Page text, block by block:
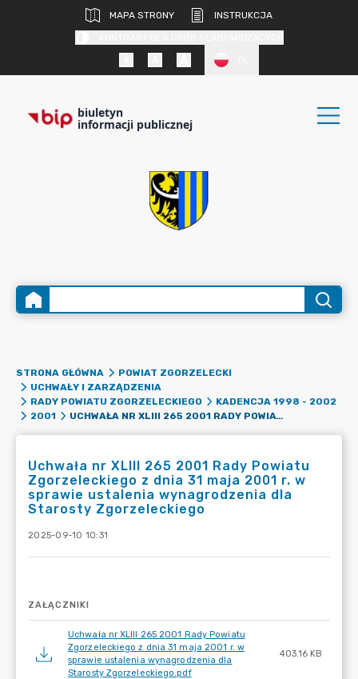
MAPA STRONY
INSTRUKCJA
biuletyn
informacji publicznej
STRONA GŁÓWNA
POWIAT ZGORZELECKI
UCHWAŁY I ZARZĄDZENIA
RADY POWIATU ZGORZELECKIEGO
KADENCJA 1998 - 2002
2001
UCHWAŁA NR XLIII 265 2001 RADY POWIATU ZGORZELECKIEGO Z DNIA 31 MAJA 2001 R. W SPRAWIE USTALENIA WYNAGRODZENIA DLA STAROSTY ZGORZELECKIEGO
Uchwała nr XLIII 265 2001 Rady Powiatu
Zgorzeleckiego z dnia 31 maja 2001 r. w
sprawie ustalenia wynagrodzenia dla
Starosty Zgorzeleckiego
2025-09-10 10:31
ZAŁĄCZNIKI
Uchwała nr XLIII 265 2001 Rady Powiatu
Zgorzeleckiego z dnia 31 maja 2001 r. w
sprawie ustalenia wynagrodzenia dla
Starosty Zgorzeleckiego.pdf
403.16 KB